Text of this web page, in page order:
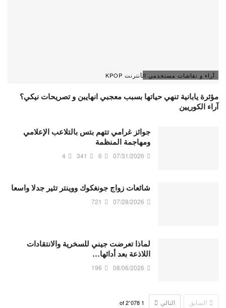
آراء و نقاشات مستخدمي الأنترنت KPOP
مؤثرة يابانية تنهي حياتها بسبب معجبي انهايبن و تصريحات نيكي؟
آراء الكوريين
جوائز غرامي تتهم بتس بالتلاعب الإعلامي
ومهاجمة المنظمة
07/31/2026
6
341
4
شائعات زواج جونغكوك ووينتر تثير جدلا واسعا
07/28/2026
721
لماذا تعرضت جيني للسخرية والانتقادات
اللاذعة بعد أدائها…
08/06/2026
196
السابق التالي 1 2٬078